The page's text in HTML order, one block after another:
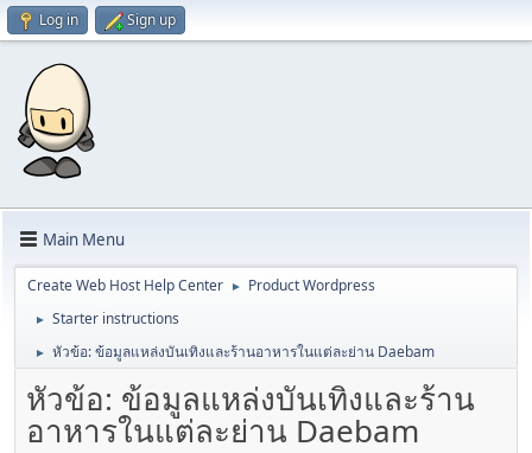
Log in Sign up
Main Menu
Create Web Host Help Center ► Product Wordpress
► Starter instructions
► หัวข้อ: ข้อมูลแหล่งบันเทิงและร้านอาหารในแต่ละย่าน Daebam
หัวข้อ: ข้อมูลแหล่งบันเทิงและร้าน
อาหารในแต่ละย่าน Daebam